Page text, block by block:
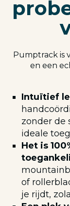
Pumptrack is
en een
Intuïtief
zonder de
ideale
Het is
of
je rijdt,